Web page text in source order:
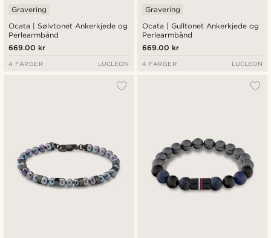
Ocata | Sølvtonet Ankerkjede og
Perlearmbånd
Gravering
669.00 kr
4 FARGER LUCLEON
Ocata | Gulltonet Ankerkjede og
Perlearmbånd
Gravering
669.00 kr
4 FARGER LUCLEON